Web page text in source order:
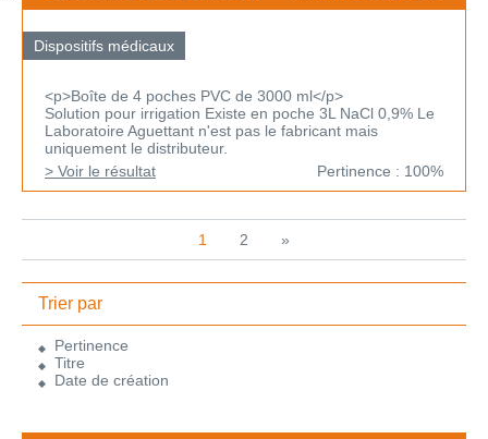
Dispositifs médicaux
<p>Boîte de 4 poches PVC de 3000 ml</p>
Solution pour irrigation Existe en poche 3L NaCl 0,9% Le
Laboratoire Aguettant n'est pas le fabricant mais
uniquement le distributeur.
> Voir le résultat
Pertinence : 100%
1 2 »
Trier par
Pertinence
Titre
Date de création